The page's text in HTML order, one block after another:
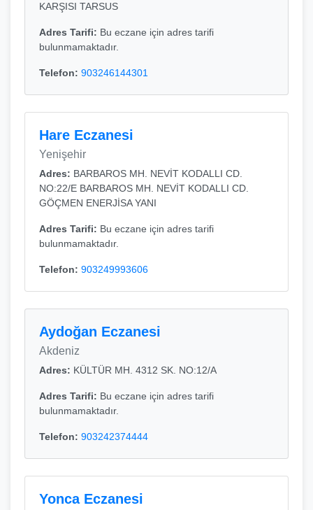
KARŞISI TARSUS
Adres Tarifi: Bu eczane için adres tarifi
bulunmamaktadır.
Telefon: 903246144301
Hare Eczanesi
Yenişehir
Adres: BARBAROS MH. NEVİT KODALLI CD.
NO:22/E BARBAROS MH. NEVİT KODALLI CD.
GÖÇMEN ENERJİSA YANI
Adres Tarifi: Bu eczane için adres tarifi
bulunmamaktadır.
Telefon: 903249993606
Aydoğan Eczanesi
Akdeniz
Adres: KÜLTÜR MH. 4312 SK. NO:12/A
Adres Tarifi: Bu eczane için adres tarifi
bulunmamaktadır.
Telefon: 903242374444
Yonca Eczanesi